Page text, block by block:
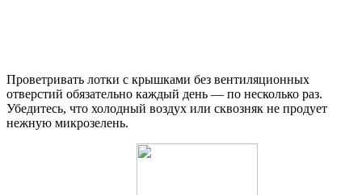
Проветривать лотки с крышками без вентиляционных
отверстий обязательно каждый день — по несколько раз.
Убедитесь, что холодный воздух или сквозняк не продует
нежную микрозелень.